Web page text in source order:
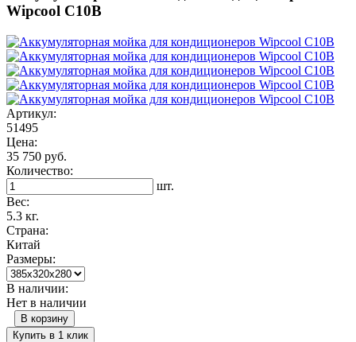
Wipcool C10B
Артикул:
51495
Цена:
35 750 руб.
Количество:
шт.
Вес:
5.3 кг.
Страна:
Китай
Размеры:
В наличии:
Нет в наличии
В корзину
Купить в 1 клик